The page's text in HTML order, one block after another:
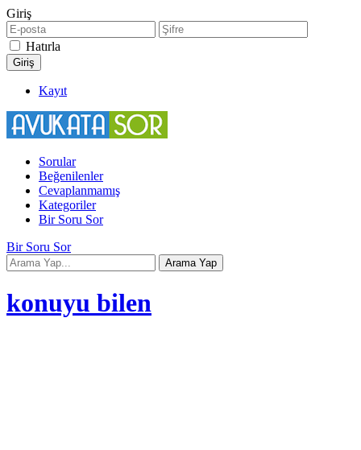
Giriş
Hatırla
Kayıt
Sorular
Beğenilenler
Cevaplanmamış
Kategoriler
Bir Soru Sor
Bir Soru Sor
konuyu bilen